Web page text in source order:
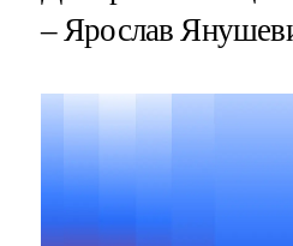
– Ярослав